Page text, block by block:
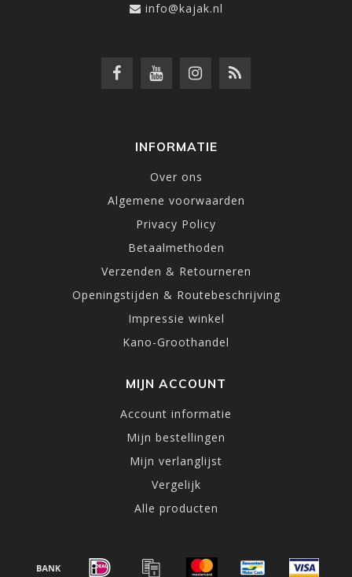
info@kajak.nl
INFORMATIE
Over ons
Algemene voorwaarden
Privacy Policy
Betaalmethoden
Verzenden & Retourneren
Openingstijden & Routebeschrijving
Impressie winkel
Kano-Groothandel
MIJN ACCOUNT
Account informatie
Mijn bestellingen
Mijn verlanglijst
Vergelijk
Alle producten